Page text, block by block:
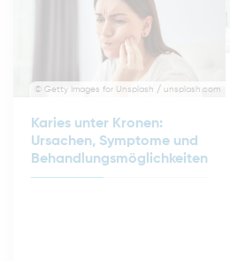
© Getty Images for Unsplash / unsplash.com
Karies unter Kronen:
Ursachen, Symptome und
Behandlungsmöglichkeiten